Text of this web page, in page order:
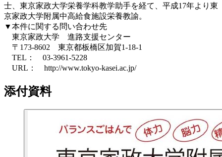
士、東京家政大学栄養学科教学助手を経て、平成17年より東
京家政大学附属中高給食施設栄養教諭。
▼本件に関する問い合わせ先
東京家政大学 進路支援センター
〒173-8602 東京都板橋区加賀1-18-1
TEL： 03-3961-5228
URL： http://www.tokyo-kasei.ac.jp/
添付資料